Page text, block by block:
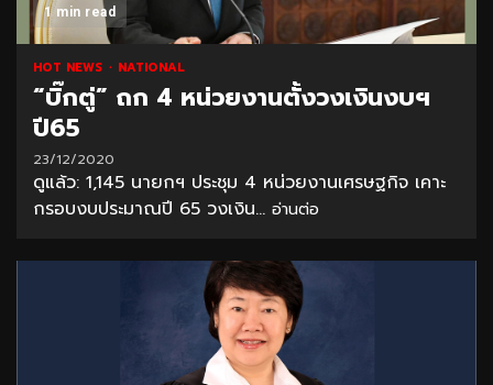
1 min read
HOT NEWS NATIONAL
“บิ๊กตู่” ถก 4 หน่วยงานตั้งวงเงินงบฯ
ปี65
23/12/2020
ดูแล้ว: 1,145 นายกฯ ประชุม 4 หน่วยงานเศรษฐกิจ เคาะ
กรอบงบประมาณปี 65 วงเงิน... อ่านต่อ